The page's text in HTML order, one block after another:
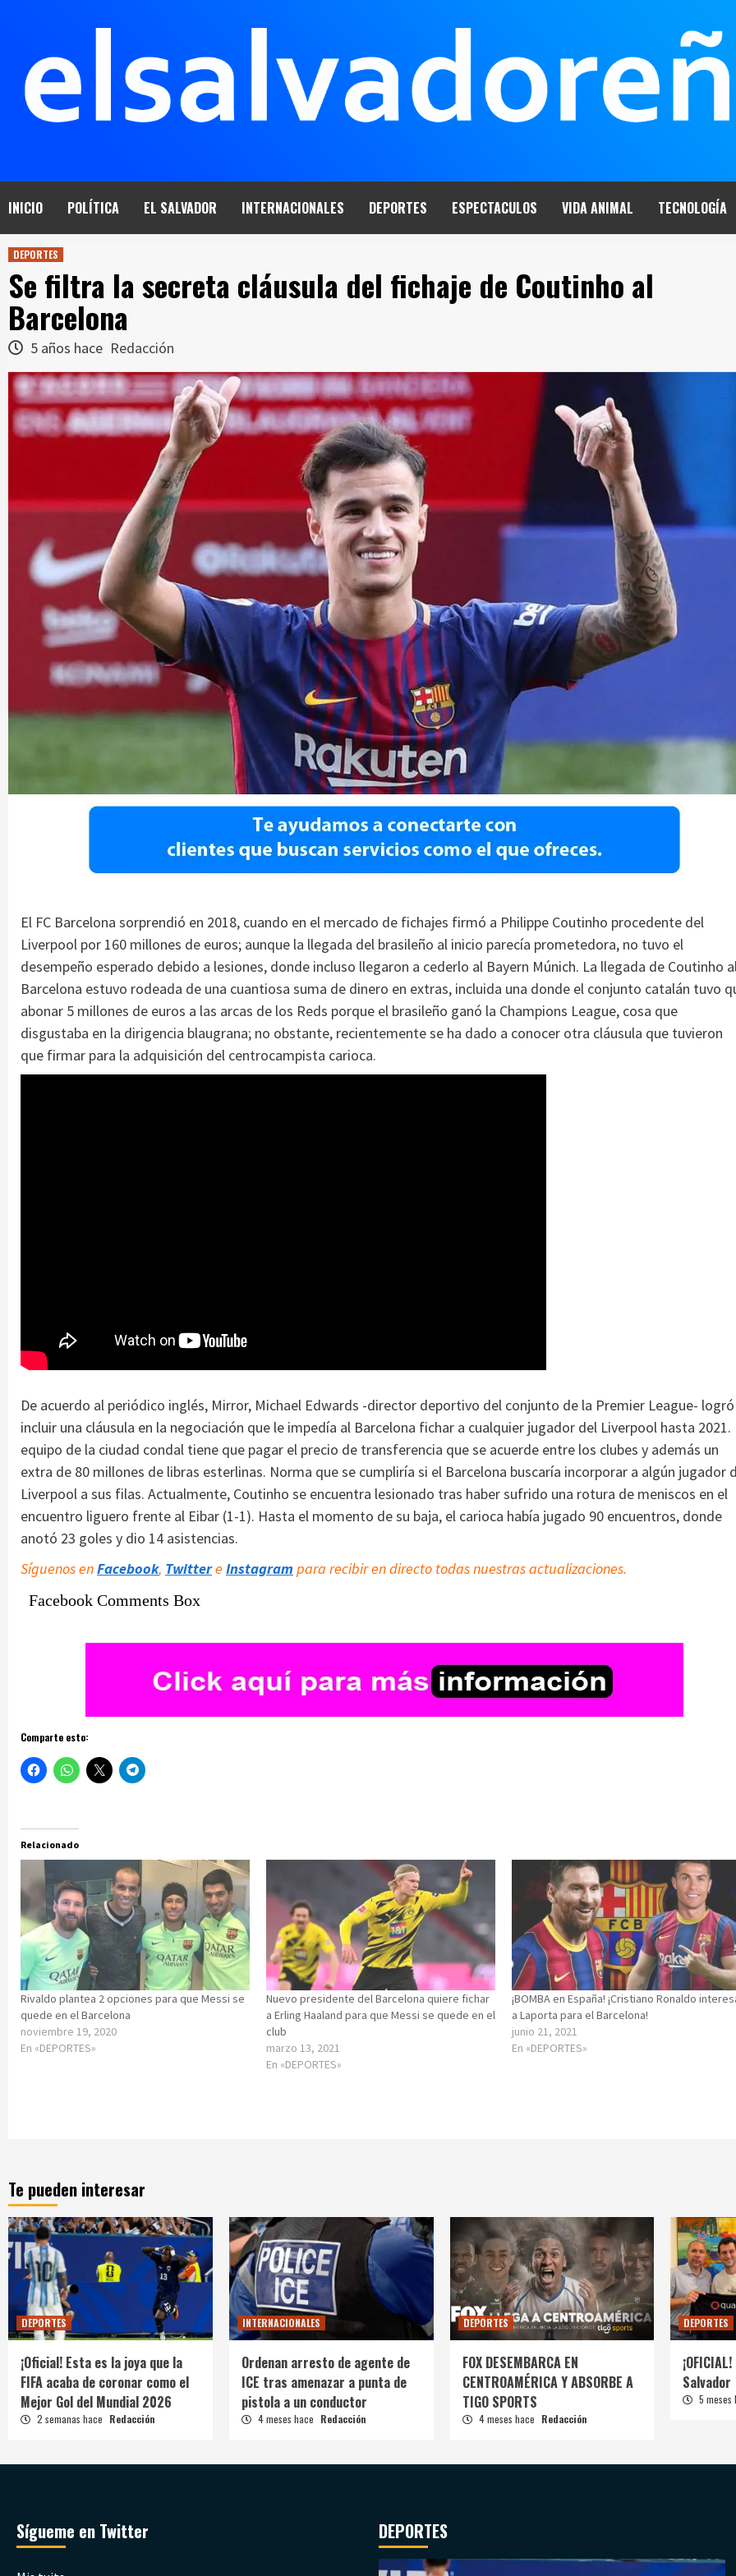
INICIO POLÍTICA EL SALVADOR INTERNACIONALES DEPORTES ESPECTACULOS VIDA ANIMAL TECNOLOGÍA
DEPORTES
Se filtra la secreta cláusula del fichaje de Coutinho al
Barcelona
5 años hace Redacción
El FC Barcelona sorprendió en 2018, cuando en el mercado de fichajes firmó a Philippe Coutinho procedente del
Liverpool por 160 millones de euros; aunque la llegada del brasileño al inicio parecía prometedora, no tuvo el
desempeño esperado debido a lesiones, donde incluso llegaron a cederlo al Bayern Múnich. La llegada de Coutinho
Barcelona estuvo rodeada de una cuantiosa suma de dinero en extras, incluida una donde el conjunto catalán tuvo
abonar 5 millones de euros a las arcas de los Reds porque el brasileño ganó la Champions League, cosa que
disgustaba en la dirigencia blaugrana; no obstante, recientemente se ha dado a conocer otra cláusula que tuvieron
que firmar para la adquisición del centrocampista carioca.
De acuerdo al periódico inglés, Mirror, Michael Edwards -director deportivo del conjunto de la Premier League- logró
incluir una cláusula en la negociación que le impedía al Barcelona fichar a cualquier jugador del Liverpool hasta 2021.
equipo de la ciudad condal tiene que pagar el precio de transferencia que se acuerde entre los clubes y además un
extra de 80 millones de libras esterlinas. Norma que se cumpliría si el Barcelona buscaría incorporar a algún jugador
Liverpool a sus filas. Actualmente, Coutinho se encuentra lesionado tras haber sufrido una rotura de meniscos en el
encuentro liguero frente al Eibar (1-1). Hasta el momento de su baja, el carioca había jugado 90 encuentros, donde
anotó 23 goles y dio 14 asistencias.
Síguenos enFacebook, Twittere Instagram para recibir en directo todas nuestras actualizaciones.
Facebook Comments Box
Comparte esto:
Relacionado
Rivaldo plantea 2 opciones para que Messi se
quede en el Barcelona
noviembre 19, 2020
En «DEPORTES»
Nuevo presidente del Barcelona quiere fichar
a Erling Haaland para que Messi se quede en el
club
marzo 13, 2021
En «DEPORTES»
¡BOMBA en España! ¡Cristiano Ronaldo
a Laporta para el Barcelona!
junio 21, 2021
En «DEPORTES»
Te pueden interesar
DEPORTES
¡Oficial! Esta es la joya que la
FIFA acaba de coronar como el
Mejor Gol del Mundial 2026
2 semanas hace Redacción
INTERNACIONALES
Ordenan arresto de agente de
ICE tras amenazar a punta de
pistola a un conductor
4 meses hace Redacción
DEPORTES
FOX DESEMBARCA EN
CENTROAMÉRICA Y ABSORBE A
TIGO SPORTS
4 meses hace Redacción
DEPORTES
Salvador
5
Sígueme en Twitter DEPORTES